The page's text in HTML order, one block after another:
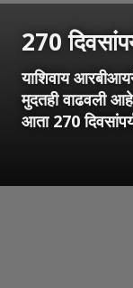
270
याशिवाय
मुदतही वाढवली
आता 270